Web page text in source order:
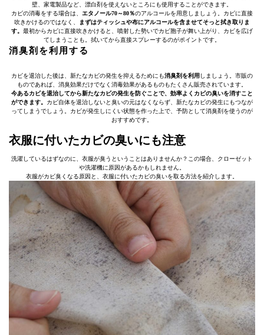
壁、家電製品など、漂白剤を使えないところにも使用することができます。
カビの消毒をする場合は、 エタノール70～80％のアルコールを用意しましょう。カビに直接
吹きかけるのではなく、
まずはティッシュや布にアルコールを含ませてそっと拭き取りま
す。 最初からカビに直接吹きかけると、噴射した勢いでカビ胞子が舞い上がり、カビを広げ
てしまうことも。拭いてから直接スプレーするのがポイントです。
消臭剤を利用する
カビを退治した後は、新たなカビの発生を抑えるためにも消臭剤を利用 しましょう。市販の
ものであれば、消臭効果だけでなく消毒効果があるものもたくさん販売されています。
今あるカビを退治してから新たなカビの発生を防ぐことで、効率よくカビの臭いを消すこと
ができます。 カビ自体を退治しないと臭いの元はなくならず、新たなカビの発生にもつなが
ってしまうでしょう。カビが発生しにくい状態を作った上で、予防として消臭剤を使うのが
おすすめです。
衣服に付いたカビの臭いにも注意
洗濯しているはずなのに、衣服が臭うということはありませんか？この場合、クローゼット
や洗濯機に原因があるかもしれません。
衣服がカビ臭くなる原因と、衣服に付いたカビの臭いを取る方法を紹介します。